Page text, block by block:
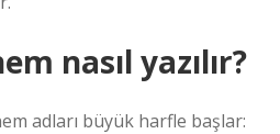
nasıl yazılır?
adları büyük harfle başlar: